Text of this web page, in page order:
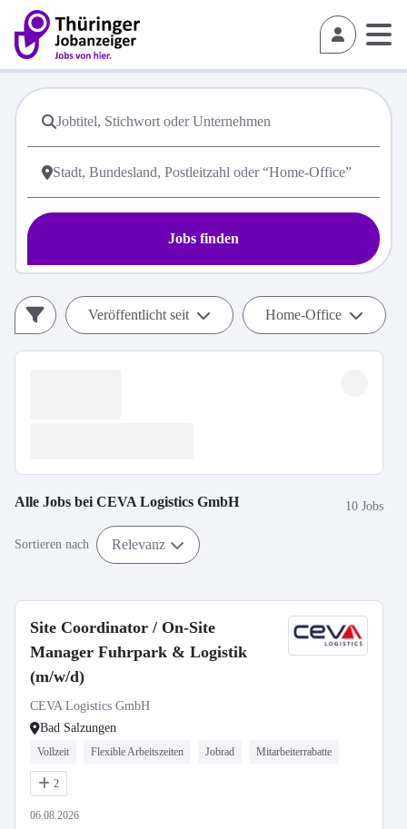
Jobs finden
Veröffentlicht seit Home-Office
Alle Jobs bei CEVA Logistics GmbH 10 Jobs
Sortieren nach Relevanz
Site Coordinator / On-Site
Manager Fuhrpark & Logistik
(m/w/d)
CEVA Logistics GmbH
Bad Salzungen
Vollzeit Flexible Arbeitszeiten Jobrad Mitarbeiterrabatte
2
06.08.2026